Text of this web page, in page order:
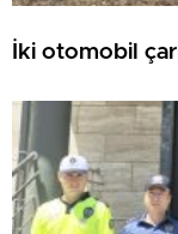
İki otomobil